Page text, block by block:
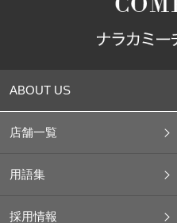
ABOUT US
店舗一覧
用語集
採用情報